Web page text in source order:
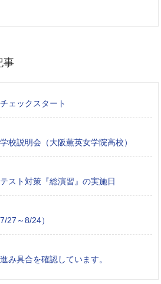
事
ェックスタート
校説明会（大阪薫英女学院高校）
スト対策『総演習』の実施日
27～8/24）
み具合を確認しています。